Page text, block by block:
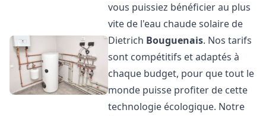
vous puissiez bénéficier au plus
vite de l'eau chaude solaire de
Dietrich Bouguenais. Nos tarifs
sont compétitifs et adaptés à
chaque budget, pour que tout le
monde puisse profiter de cette
technologie écologique. Notre